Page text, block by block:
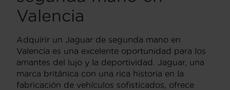
Valencia
Adquirir un Jaguar de segunda mano en
Valencia es una excelente oportunidad para los
amantes del lujo y la deportividad. Jaguar, una
marca británica con una rica historia en la
fabricación de vehículos sofisticados, ofrece